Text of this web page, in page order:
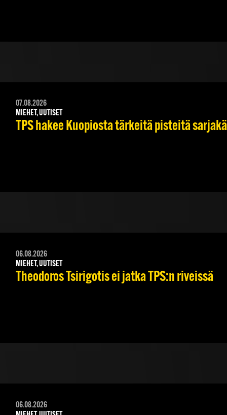
07.08.2026
MIEHET, UUTISET
TPS hakee Kuopiosta tärkeitä pisteitä
06.08.2026
MIEHET, UUTISET
Theodoros Tsirigotis ei jatka TPS:n riveissä
06.08.2026